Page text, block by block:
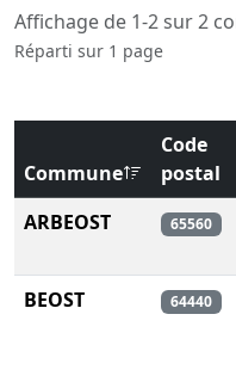
Affichage de 1-2 sur 2
Réparti sur 1 page
Commune
Code
postal
ARBEOST
65560
BEOST 64440